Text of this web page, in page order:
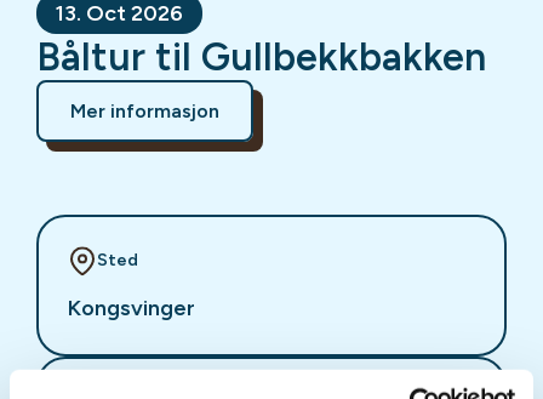
13. Oct 2026
Båltur til Gullbekkbakken
Mer informasjon
Sted
Kongsvinger